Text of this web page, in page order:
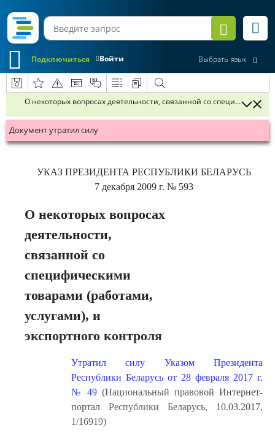
Войти
Подключиться Выбрать язык
О некоторых вопросах деятельности, связанной со
Документ утратил силу
УКАЗ ПРЕЗИДЕНТА РЕСПУБЛИКИ БЕЛАРУСЬ
7 декабря 2009 г. № 593
О некоторых вопросах
деятельности,
связанной со
специфическими
товарами (работами,
услугами), и
экспортного контроля
Утратил силу Указом Президента
Республики Беларусь от 28 февраля 2017 г.
№ 49 (Национальный правовой Интернет-
портал Республики Беларусь, 10.03.2017,
1/16919)